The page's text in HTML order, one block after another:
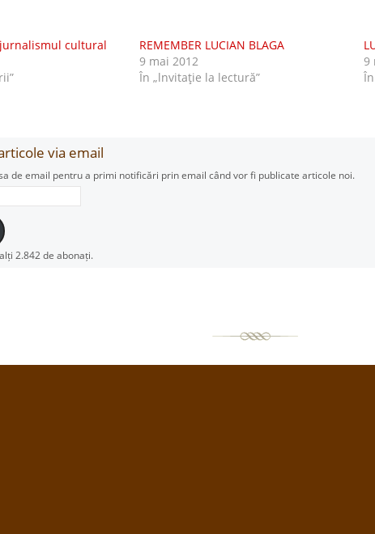
cultural
REMEMBER LUCIAN BLAGA
9 mai 2012
În „lnvitaţie la lectură”
9
via email
de email pentru a primi notificări prin email când vor fi publicate articole noi.
2.842 de abonați.